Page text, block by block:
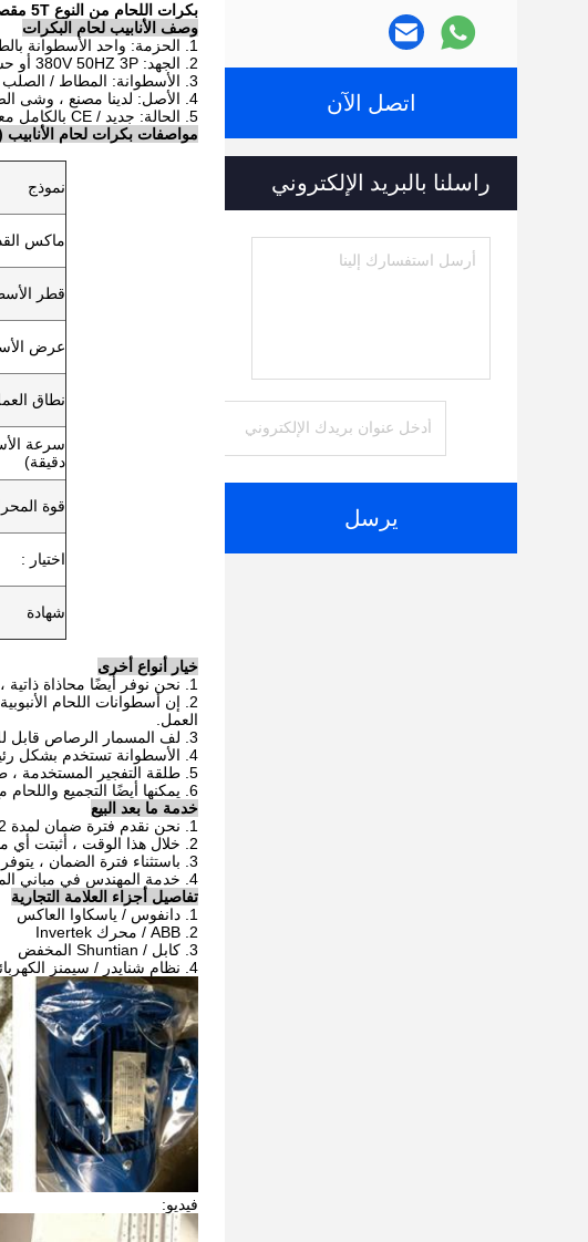
اتصل الآن
راسلنا بالبريد الإلكتروني
يرسل
بكرات اللحام من النوع 5T مقصية تقف شهادة CE بالكامل مدعومة لرفع الأنابيب
وصف الأنابيب لحام البكرات
1. الحزمة: واحد الأسطوانة بالطاقة / الأسطوانة المهمل واحد / نظام التحكم الكهربائي
2. الجهد: 380V 50HZ 3P أو حسب الاحتياجات.
3. الأسطوانة: المطاط / الصلب / بو (البولي يوريثين)
4. الأصل: لدينا مصنع ، وشى الصين
5. الحالة: جديد / CE بالكامل معتمدة
مواصفات بكرات لحام
نموذج
ماكس
قطر
عرض
نطاق
سرعة
دقيقة)
قوة
اختيار :
شهادة
خيار أنواع أخرى
1. نحن نوفر أيضًا محاذاة ذاتية ، مركبة مستعملة ، بكرات لحام الأنابيب ذات الإمالة والانعكاس.
2. إن أسطوانات اللحام
العمل.
3. لف المسمار الرصاص قابل للتعديل الدبابات لفات هو متاح أيضا.
4. الأسطوانة تستخدم بشكل رئيسي في لحام وتجميع وعاء الضغط.
5. طلقة التفجير المستخدمة ، طلاء بكرات أنابيب اللحام المستخدمة متاحة أيضا.
6. يمكنها أيضًا التجميع واللحام مع أدوات أخرى لدوار قطر عدم المساواة المخروطي.
خدمة ما بعد البيع
1. نحن نقدم فترة ضمان لمدة 12 شهر لجودة بكرات لحام الأنابيب.
2. خلال هذا الوقت ، أثبتت أي مشكلة بسبب خلل الجهاز نفسه ، فإننا نتحمل كامل المسؤولية عن ذلك.
3. باستثناء فترة الضمان ، يتوفر الدعم الاستشاري التقني الذي يغطي بحرية كامل استخدام عمر الجهاز.
4. خدمة المهندس في مباني المستخدم متاحة أيضا للضروري.
تفاصيل أجزاء العلامة التجارية
1. دانفوس / ياسكاوا العاكس
2. ABB / محرك Invertek
3. كابل / Shuntian المخفض
4. نظام شنايدر / سيمنز الكهربائي
فيديو: